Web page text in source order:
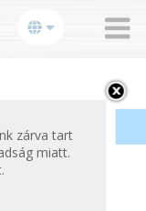
zárva tart
miatt.